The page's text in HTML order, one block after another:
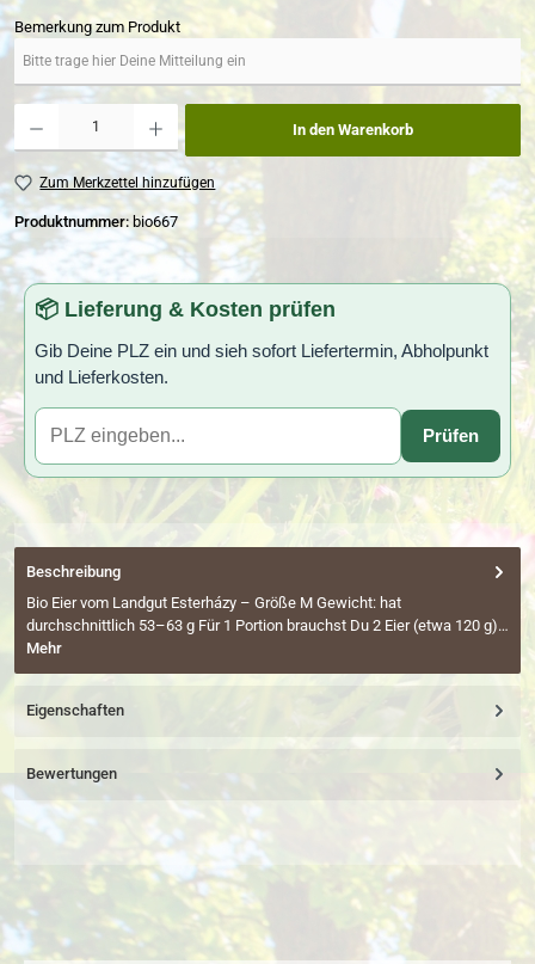
Bemerkung zum Produkt
Produkt Anzahl: Gib den gewünschten Wert ein oder benutze die Schaltflächen um die Anzahl zu
In den Warenkorb
Zum Merkzettel hinzufügen
Produktnummer: bio667
📦 Lieferung & Kosten prüfen
Gib Deine PLZ ein und sieh sofort Liefertermin, Abholpunkt
und Lieferkosten.
Prüfen
Beschreibung
Bio Eier vom Landgut Esterházy – Größe M Gewicht: hat
durchschnittlich 53–63 g Für 1 Portion brauchst Du 2 Eier (etwa 120 g)…
Mehr
Eigenschaften
Bewertungen